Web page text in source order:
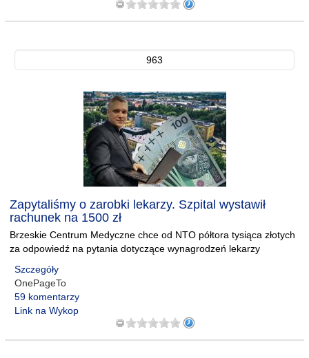
963
Zapytaliśmy o zarobki lekarzy. Szpital wystawił
rachunek na 1500 zł
Brzeskie Centrum Medyczne chce od NTO półtora tysiąca złotych
za odpowiedź na pytania dotyczące wynagrodzeń lekarzy
Szczegóły
OnePageTo
59 komentarzy
Link na Wykop